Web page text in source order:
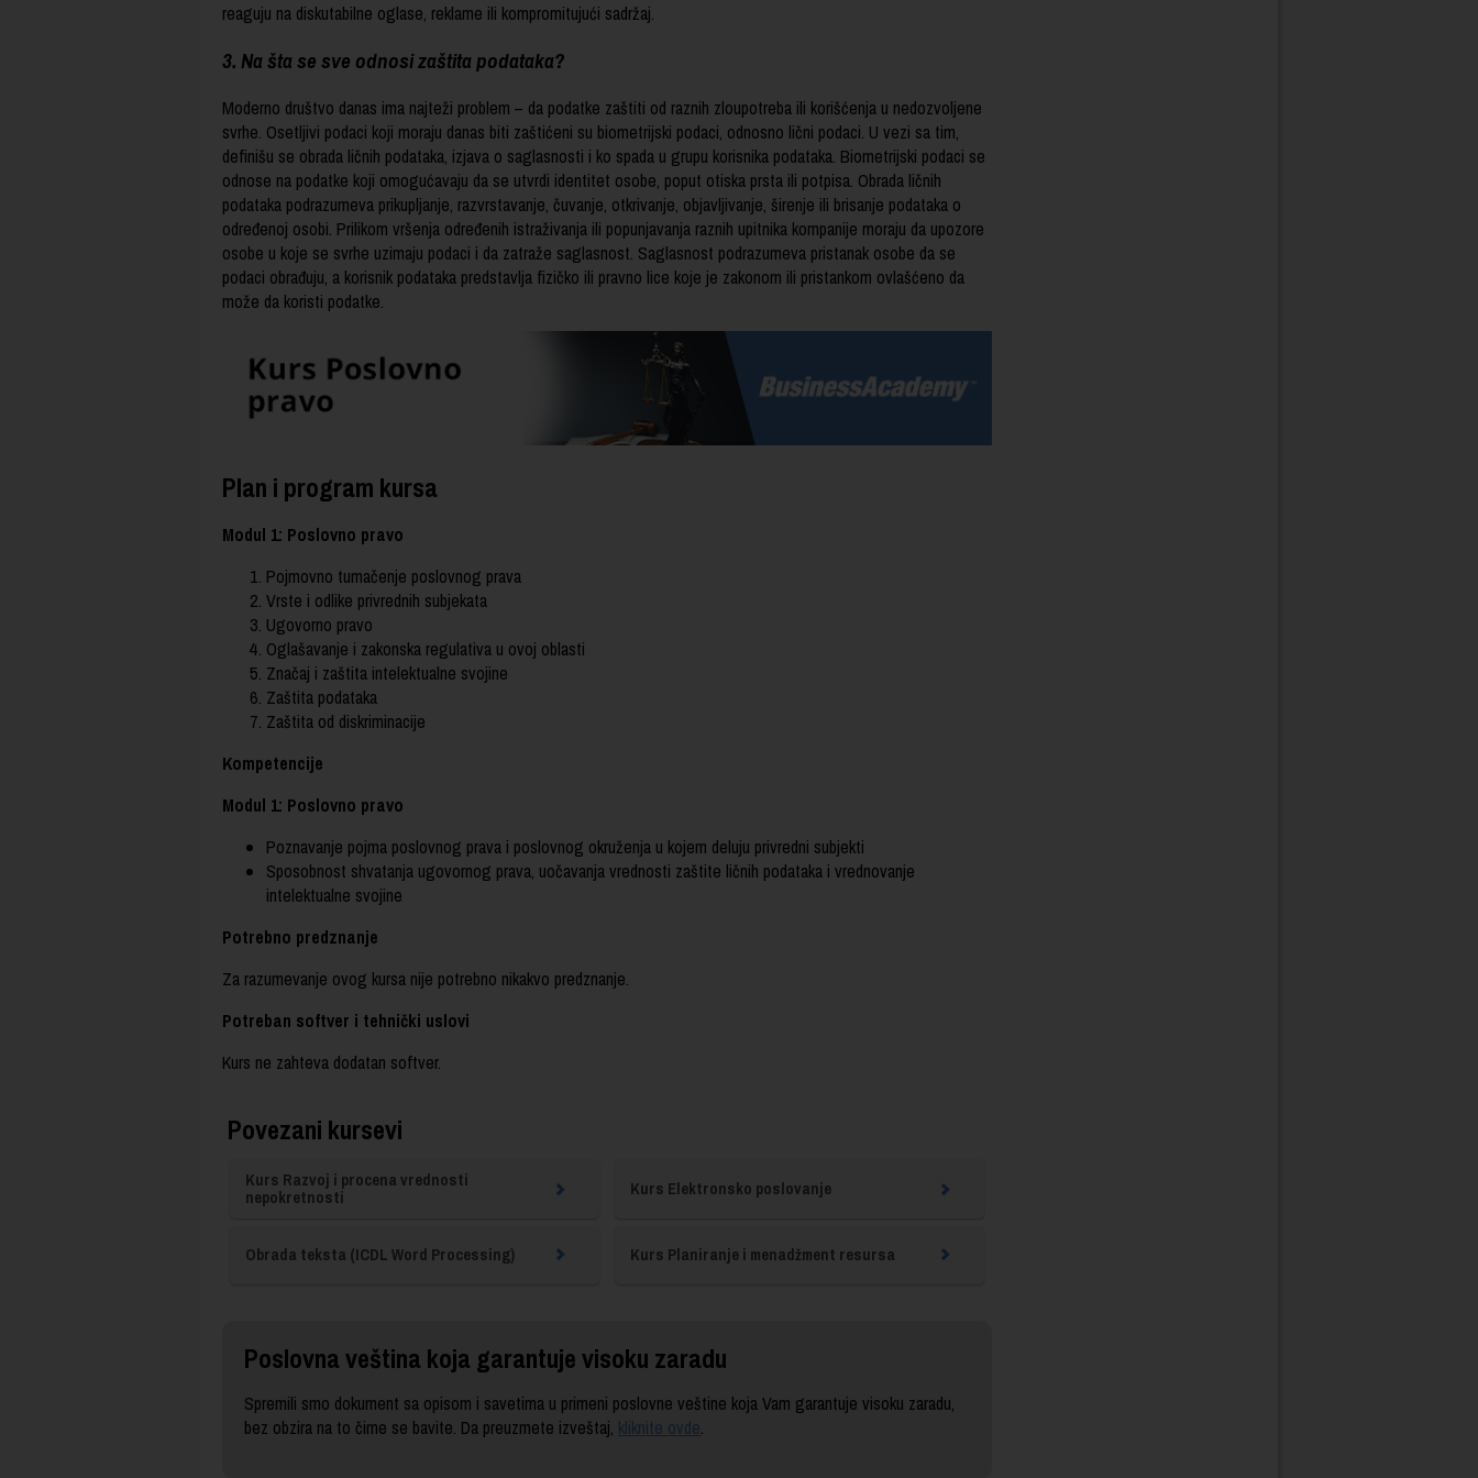
reaguju na diskutabilne oglase, reklame ili kompromitujući sadržaj.
3. Na šta se sve odnosi zaštita podataka?
Moderno društvo danas ima najteži problem – da podatke zaštiti od raznih zloupotreba ili korišćenja u nedozvoljene
svrhe. Osetljivi podaci koji moraju danas biti zaštićeni su biometrijski podaci, odnosno lični podaci. U vezi sa tim,
definišu se obrada ličnih podataka, izjava o saglasnosti i ko spada u grupu korisnika podataka. Biometrijski podaci se
odnose na podatke koji omogućavaju da se utvrdi identitet osobe, poput otiska prsta ili potpisa. Obrada ličnih
podataka podrazumeva prikupljanje, razvrstavanje, čuvanje, otkrivanje, objavljivanje, širenje ili brisanje podataka o
određenoj osobi. Prilikom vršenja određenih istraživanja ili popunjavanja raznih upitnika kompanije moraju da upozore
osobe u koje se svrhe uzimaju podaci i da zatraže saglasnost. Saglasnost podrazumeva pristanak osobe da se
podaci obrađuju, a korisnik podataka predstavlja fizičko ili pravno lice koje je zakonom ili pristankom ovlašćeno da
može da koristi podatke.
Plan i program kursa
Modul 1: Poslovno pravo
Pojmovno tumačenje poslovnog prava
Vrste i odlike privrednih subjekata
Ugovorno pravo
Oglašavanje i zakonska regulativa u ovoj oblasti
Značaj i zaštita intelektualne svojine
Zaštita podataka
Zaštita od diskriminacije
Kompetencije
Modul 1: Poslovno pravo
Poznavanje pojma poslovnog prava i poslovnog okruženja u kojem deluju privredni subjekti
Sposobnost shvatanja ugovornog prava, uočavanja vrednosti zaštite ličnih podataka i vrednovanje
intelektualne svojine
Potrebno predznanje
Za razumevanje ovog kursa nije potrebno nikakvo predznanje.
Potreban softver i tehnički uslovi
Kurs ne zahteva dodatan softver.
Povezani kursevi
Kurs Razvoj i procena vrednosti
nepokretnosti
Kurs Elektronsko poslovanje
Obrada teksta (ICDL Word Processing) Kurs Planiranje i menadžment resursa
Poslovna veština koja garantuje visoku zaradu
Spremili smo dokument sa opisom i savetima u primeni poslovne veštine koja Vam garantuje visoku zaradu,
bez obzira na to čime se bavite. Da preuzmete izveštaj, kliknite ovde.